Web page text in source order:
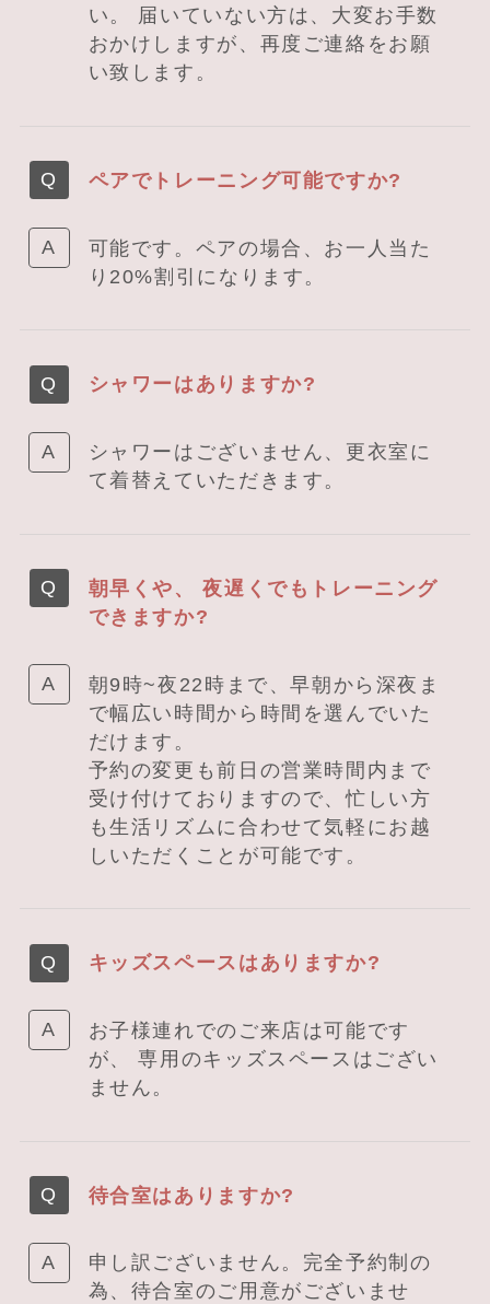
い。 届いていない方は、大変お手数
おかけしますが、再度ご連絡をお願
い致します。
ペアでトレーニング可能ですか?
可能です。ペアの場合、お一人当た
り20%割引になります。
シャワーはありますか?
シャワーはございません、更衣室に
て着替えていただきます。
朝早くや、 夜遅くでもトレーニング
できますか?
朝9時~夜22時まで、早朝から深夜ま
で幅広い時間から時間を選んでいた
だけます。
予約の変更も前日の営業時間内まで
受け付けておりますので、忙しい方
も生活リズムに合わせて気軽にお越
しいただくことが可能です。
キッズスペースはありますか?
お子様連れでのご来店は可能です
が、 専用のキッズスペースはござい
ません。
待合室はありますか?
申し訳ございません。完全予約制の
為、待合室のご用意がございませ